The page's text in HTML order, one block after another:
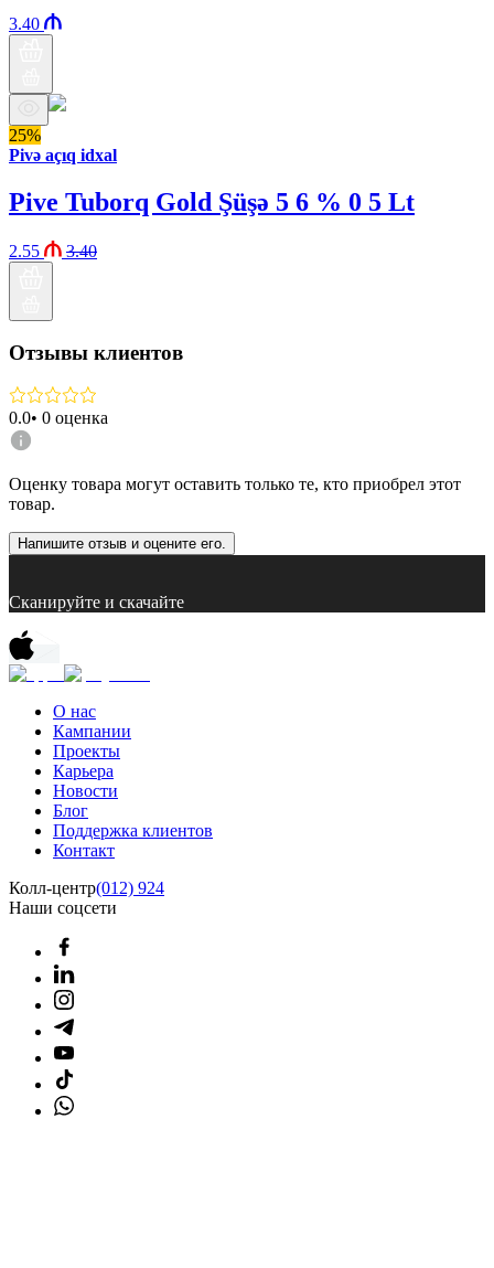
3.40
25%
Pivə açıq idxal
Pive Tuborq Gold Şüşə 5 6 % 0 5 Lt
2.55 3.40
Отзывы клиентов
0.0• 0 оценка
Оценку товара могут оставить только те, кто приобрел этот
товар.
Напишите отзыв и оцените его.
Сканируйте и скачайте
О нас
Кампании
Проекты
Карьера
Новости
Блог
Поддержка клиентов
Контакт
Колл-центр(012) 924
Наши соцсети